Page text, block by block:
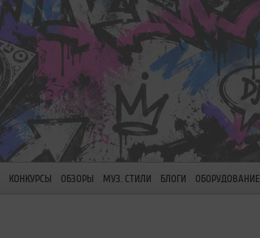
КОНКУРСЫ ОБЗОРЫ МУЗ. СТИЛИ БЛОГИ ОБОРУДОВАНИЕ